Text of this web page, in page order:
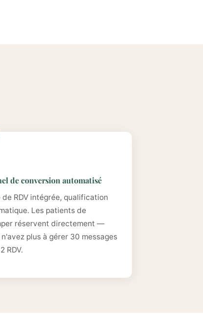
de conversion automatisé
de RDV intégrée, qualification
Les patients de
réservent directement —
plus à gérer 30 messages
RDV.